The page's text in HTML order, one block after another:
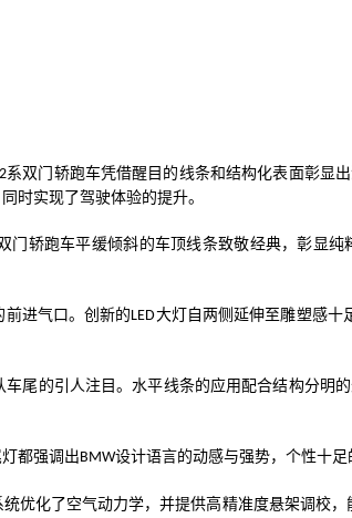
系双门轿跑车凭借醒目的线条和结构化表面彰显
时实现了驾驶体验的提升。
门轿跑车平缓倾斜的车顶线条致敬经典，彰显
进气口。创新的 LED大灯自两侧延伸至雕塑感十
尾的引人注目。水平线条的应用配合结构分明
都强调出BMW设计语言的动感与强势，个性十
优化了空气动力学，并提供高精准度悬架调校，